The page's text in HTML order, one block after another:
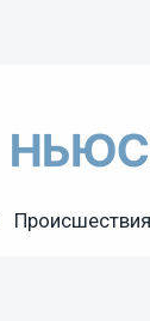
Происшествия